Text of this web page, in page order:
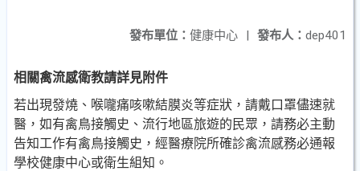
發布人： dep401
發布單位： 健康中心 |
相關禽流感衛教請詳見附件
若出現發燒、喉嚨痛咳嗽結膜炎等症狀，請戴口罩儘速就
醫，如有禽鳥接觸史、流行地區旅遊的民眾，請務必主動
告知工作有禽鳥接觸史，經醫療院所確診禽流感務必通報
學校健康中心或衛生組知。